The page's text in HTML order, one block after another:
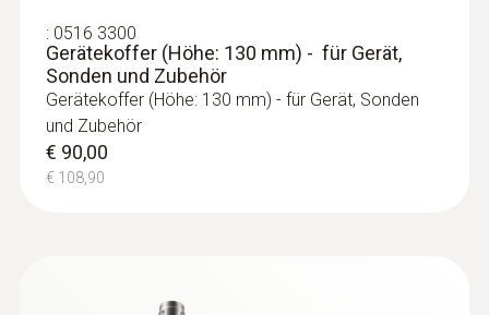
:0615 1212
Wasserdichter Tauch-/Einstechfühler -
mit NTC-Temperatursensor
: 0516 3300
Gerätekoffer (Höhe: 130 mm) - für Gerät,
Sonden und Zubehör
Gerätekoffer (Höhe: 130 mm) - für Gerät, Sonden
und Zubehör
€ 90,00
€ 108,90